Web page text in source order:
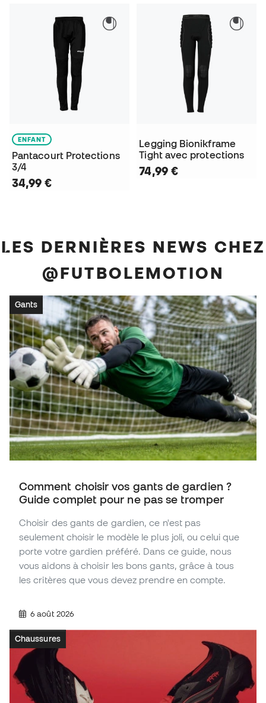
ENFANT
Pantacourt Protections
3/4
34,99 €
Legging Bionikframe
Tight avec protections
74,99 €
LES DERNIÈRES NEWS CHEZ
@FUTBOLEMOTION
Gants
Comment choisir vos gants de gardien ?
Guide complet pour ne pas se tromper
Choisir des gants de gardien, ce n'est pas
seulement choisir le modèle le plus joli, ou celui que
porte votre gardien préféré. Dans ce guide, nous
vous aidons à choisir les bons gants, grâce à tous
les critères que vous devez prendre en compte.
6 août 2026
Chaussures